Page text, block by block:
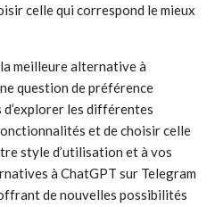
celle qui correspond le mieux
meilleure alternative à
question de préférence
les différentes
et de choisir celle
style d’utilisation et à vos
à ChatGPT sur Telegram
de nouvelles possibilités